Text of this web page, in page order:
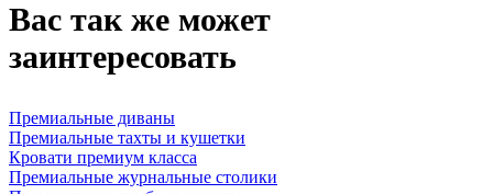
Вас так же может
заинтересовать
Премиальные диваны
Премиальные тахты и кушетки
Кровати премиум класса
Премиальные журнальные столики